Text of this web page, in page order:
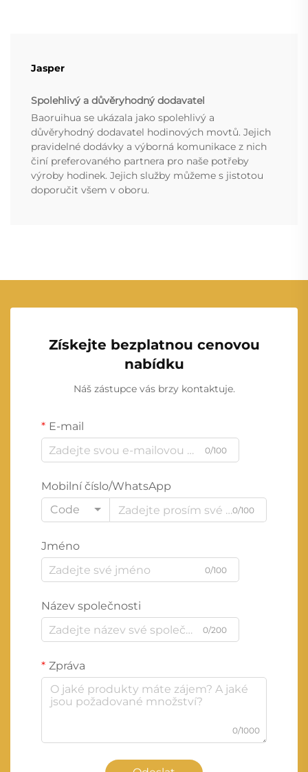
Jasper
Spolehlivý a důvěryhodný dodavatel
Baoruihua se ukázala jako spolehlivý a
důvěryhodný dodavatel hodinových movtů. Jejich
pravidelné dodávky a výborná komunikace z nich
činí preferovaného partnera pro naše potřeby
výroby hodinek. Jejich služby můžeme s jistotou
doporučit všem v oboru.
Získejte bezplatnou cenovou
nabídku
Náš zástupce vás brzy kontaktuje.
E-mail
0/100
Mobilní číslo/WhatsApp
Code
0/100
Jméno
0/100
Název společnosti
0/200
Zpráva
0/1000